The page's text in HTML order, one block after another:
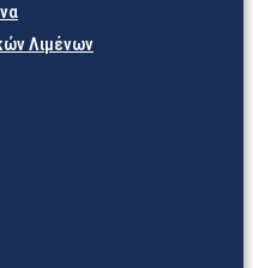
Λιμένων